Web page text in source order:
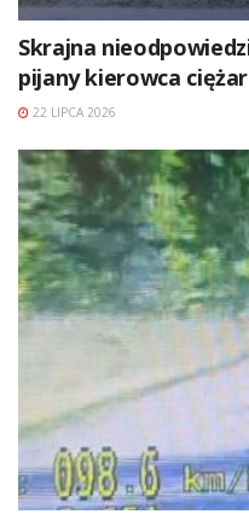
Skrajna
pijany kierowca
22 LIPCA 2026